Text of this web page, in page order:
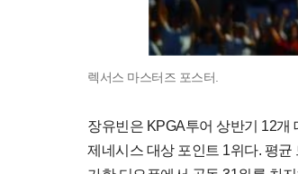
렉서스 마스터즈 포스터.
장유빈은 KPGA투어 상반기 12개
제네시스 대상 포인트 1위다. 평